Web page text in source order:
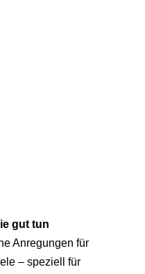
gut tun
Anregungen für
– speziell für